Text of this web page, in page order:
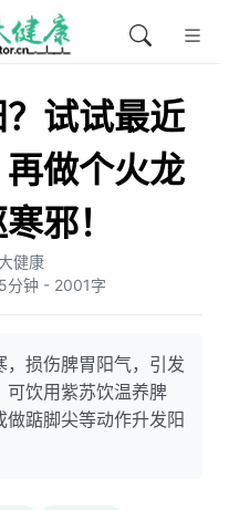
试试最近
做个火龙
邪！
健康
钟 - 2001字
损伤脾胃阳气，引发
可饮用紫苏饮温养脾
踮脚尖等动作升发阳